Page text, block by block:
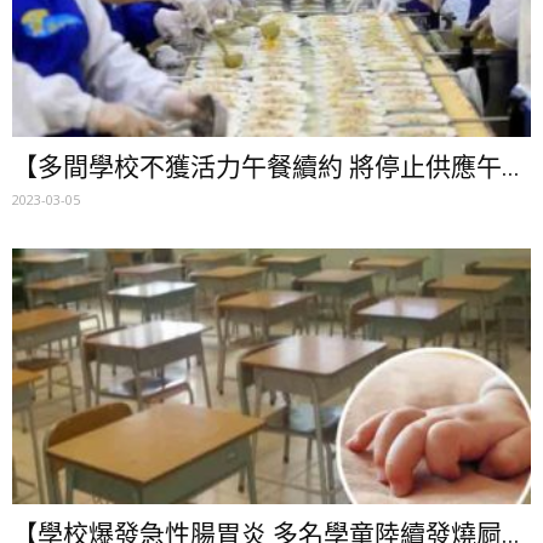
【多間學校不獲活力午餐續約 將停止供應午...
2023-03-05
【學校爆發急性腸胃炎 多名學童陸續發燒屙...